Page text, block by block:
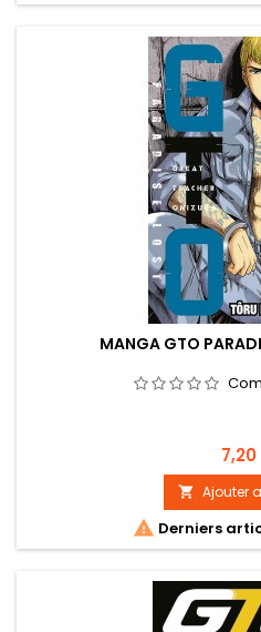
MANGA GTO
Prix
 Ajouter
 Derniers